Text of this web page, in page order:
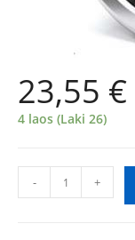
23,55 €
4 laos (Laki 26)
- +